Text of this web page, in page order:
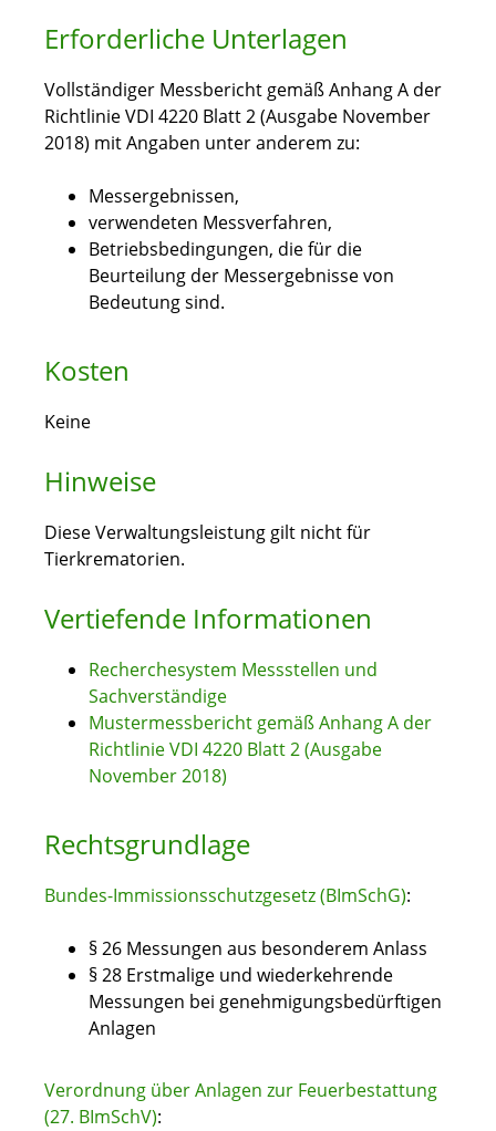
Erforderliche Unterlagen
Vollständiger Messbericht gemäß Anhang A der
Richtlinie VDI 4220 Blatt 2 (Ausgabe November
2018) mit Angaben unter anderem zu:
Messergebnissen,
verwendeten Messverfahren,
Betriebsbedingungen, die für die
Beurteilung der Messergebnisse von
Bedeutung sind.
Kosten
Keine
Hinweise
Diese Verwaltungsleistung gilt nicht für
Tierkrematorien.
Vertiefende Informationen
Recherchesystem Messstellen und
Sachverständige
Mustermessbericht gemäß Anhang A der
Richtlinie VDI 4220 Blatt 2 (Ausgabe
November 2018)
Rechtsgrundlage
Bundes-Immissionsschutzgesetz (BImSchG):
§ 26 Messungen aus besonderem Anlass
§ 28 Erstmalige und wiederkehrende
Messungen bei genehmigungsbedürftigen
Anlagen
Verordnung über Anlagen zur Feuerbestattung
(27. BImSchV):